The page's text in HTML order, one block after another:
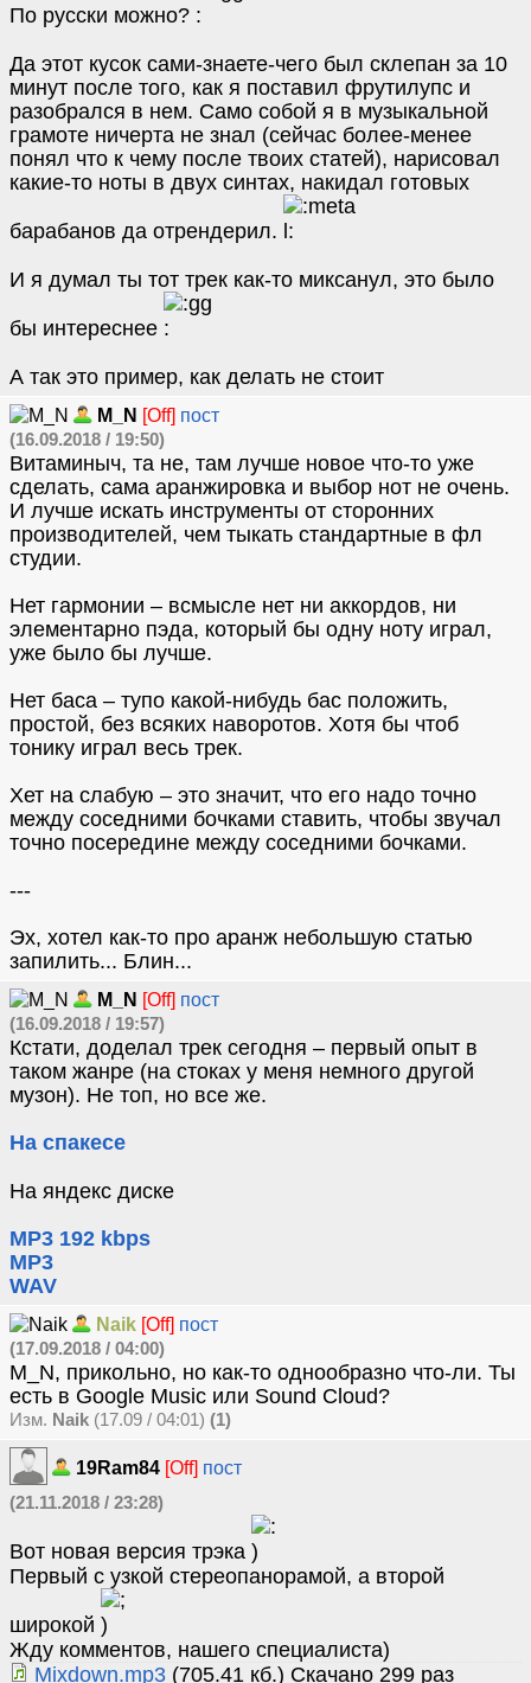
По русски можно?
Да этот кусок сами-знаете-чего был склепан за 10
минут после того, как я поставил фрутилупс и
разобрался в нем. Само собой я в музыкальной
грамоте ничерта не знал (сейчас более-менее
понял что к чему после твоих статей), нарисовал
какие-то ноты в двух синтах, накидал готовых
барабанов да отрендерил.
И я думал ты тот трек как-то миксанул, это было
бы интереснее
А так это пример, как делать не стоит
M_N [Off] пост
(16.09.2018 / 19:50)
Витаминыч, та не, там лучше новое что-то уже
сделать, сама аранжировка и выбор нот не очень.
И лучше искать инструменты от сторонних
производителей, чем тыкать стандартные в фл
студии.
Нет гармонии – всмысле нет ни аккордов, ни
элементарно пэда, который бы одну ноту играл,
уже было бы лучше.
Нет баса – тупо какой-нибудь бас положить,
простой, без всяких наворотов. Хотя бы чтоб
тонику играл весь трек.
Хет на слабую – это значит, что его надо точно
между соседними бочками ставить, чтобы звучал
точно посередине между соседними бочками.
---
Эх, хотел как-то про аранж небольшую статью
запилить... Блин...
M_N [Off] пост
(16.09.2018 / 19:57)
Кстати, доделал трек сегодня – первый опыт в
таком жанре (на стоках у меня немного другой
музон). Не топ, но все же.
На спакесе
На яндекс диске
MP3 192 kbps
MP3
WAV
Naik [Off] пост
(17.09.2018 / 04:00)
M_N, прикольно, но как-то однообразно что-ли. Ты
есть в Google Music или Sound Cloud?
Изм. Naik (17.09 / 04:01) (1)
19Ram84 [Off] пост
(21.11.2018 / 23:28)
Вот новая версия трэка
Первый с узкой стереопанорамой, а второй
широкой
Жду комментов, нашего специалиста)
Mixdown.mp3 (705.41 кб.) Скачано 299 раз